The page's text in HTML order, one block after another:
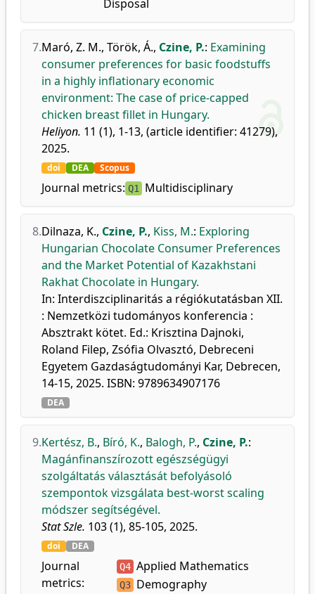
Disposal
7.Maró, Z. M., Török, Á., Czine, P.: Examining
consumer preferences for basic foodstuffs
in a highly inflationary economic
environment: The case of price-capped
chicken breast fillet in Hungary.
Heliyon. 11 (1), 1-13, (article identifier: 41279),
2025.
doi DEA Scopus
Journal metrics: Q1 Multidisciplinary
8.Dilnaza, K., Czine, P., Kiss, M.: Exploring
Hungarian Chocolate Consumer Preferences
and the Market Potential of Kazakhstani
Rakhat Chocolate in Hungary.
In: Interdiszciplinaritás a régiókutatásban XII.
: Nemzetközi tudományos konferencia :
Absztrakt kötet. Ed.: Krisztina Dajnoki,
Roland Filep, Zsófia Olvasztó, Debreceni
Egyetem Gazdaságtudományi Kar, Debrecen,
14-15, 2025. ISBN: 9789634907176
DEA
9.Kertész, B., Bíró, K., Balogh, P., Czine, P.:
Magánfinanszírozott egészségügyi
szolgáltatás választását befolyásoló
szempontok vizsgálata best-worst scaling
módszer segítségével.
Stat Szle. 103 (1), 85-105, 2025.
doi DEA
Journal
metrics:
Q4 Applied Mathematics
Q3 Demography